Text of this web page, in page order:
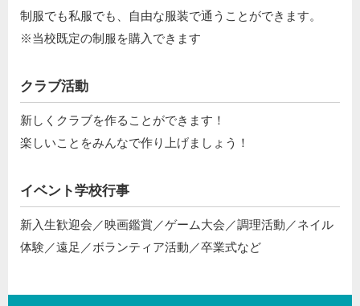
制服でも私服でも、自由な服装で通うことができます。
※当校既定の制服を購入できます
クラブ活動
新しくクラブを作ることができます！
楽しいことをみんなで作り上げましょう！
イベント学校行事
新入生歓迎会／映画鑑賞／ゲーム大会／調理活動／ネイル
体験／遠足／ボランティア活動／卒業式など